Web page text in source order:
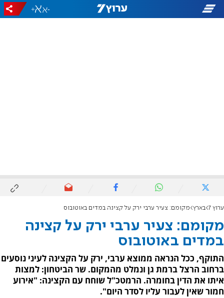
-
+
ערוץ 7 בארץ מקומם: צעיר ערבי ירק על קצינה במדים באוטובוס
מקומם: צעיר ערבי ירק על קצינה
במדים באוטובוס
התוקף, ככל הנראה ממוצא ערבי, ירק על הקצינה לעיני נוסעים
ברחוב הרצל ברמת גן ונמלט מהמקום. שר הביטחון: למצות
איתו את הדין בחומרה. הרמטכ"ל שוחח עם הקצינה: "אירוע
חמור שאין לעבור עליו לסדר היום".